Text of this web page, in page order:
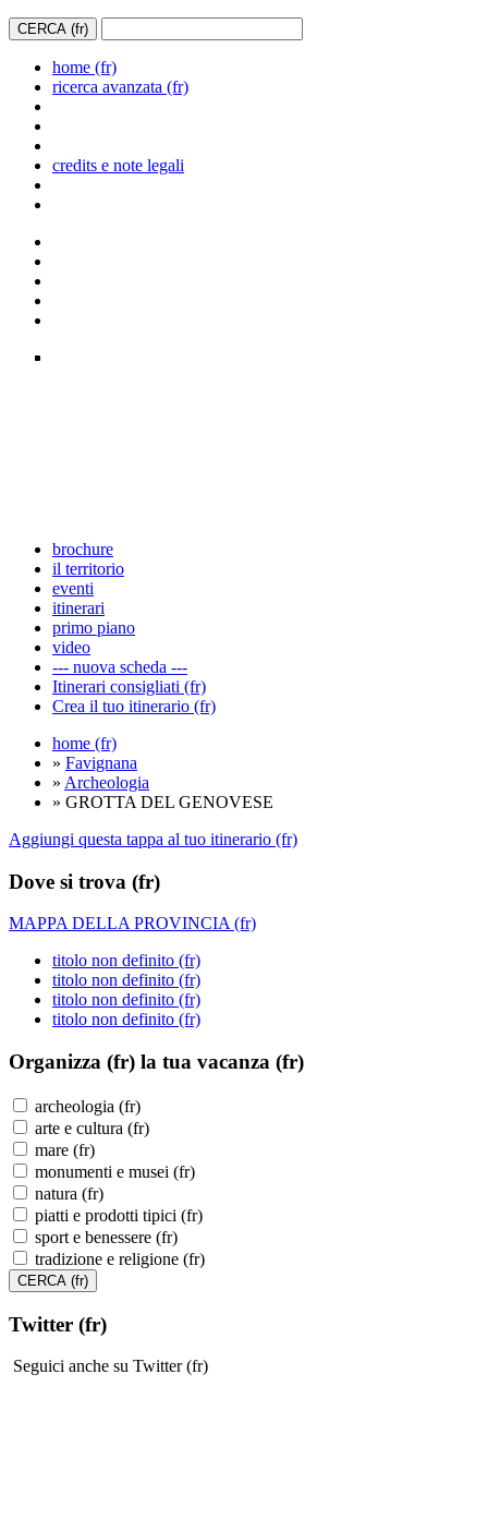
home (fr)
ricerca avanzata (fr)
credits e note legali
brochure
il territorio
eventi
itinerari
primo piano
video
--- nuova scheda ---
Itinerari consigliati (fr)
Crea il tuo itinerario (fr)
home (fr)
» Favignana
» Archeologia
» GROTTA DEL GENOVESE
Aggiungi questa tappa al tuo itinerario (fr)
Dove si trova (fr)
MAPPA DELLA PROVINCIA (fr)
titolo non definito (fr)
titolo non definito (fr)
titolo non definito (fr)
titolo non definito (fr)
Organizza (fr) la tua vacanza (fr)
archeologia (fr)
arte e cultura (fr)
mare (fr)
monumenti e musei (fr)
natura (fr)
piatti e prodotti tipici (fr)
sport e benessere (fr)
tradizione e religione (fr)
Twitter (fr)
Seguici anche su Twitter (fr)